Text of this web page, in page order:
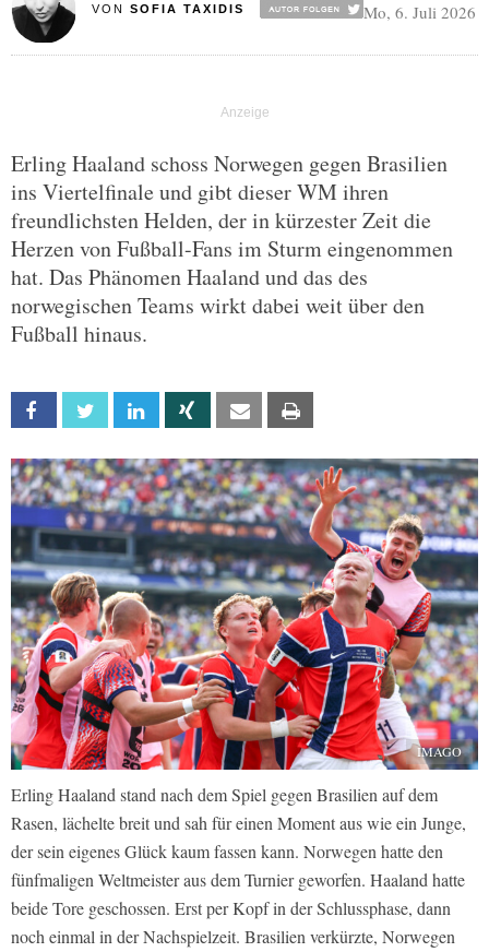
VON SOFIA TAXIDIS Mo, 6. Juli 2026
Erling Haaland schoss Norwegen gegen Brasilien
ins Viertelfinale und gibt dieser WM ihren
freundlichsten Helden, der in kürzester Zeit die
Herzen von Fußball-Fans im Sturm eingenommen
hat. Das Phänomen Haaland und das des
norwegischen Teams wirkt dabei weit über den
Fußball hinaus.
Facebook Twitter Linkedin Xing Email
IMAGO
Erling Haaland stand nach dem Spiel gegen Brasilien auf dem
Rasen, lächelte breit und sah für einen Moment aus wie ein Junge,
der sein eigenes Glück kaum fassen kann. Norwegen hatte den
fünfmaligen Weltmeister aus dem Turnier geworfen. Haaland hatte
beide Tore geschossen. Erst per Kopf in der Schlussphase, dann
noch einmal in der Nachspielzeit. Brasilien verkürzte, Norwegen